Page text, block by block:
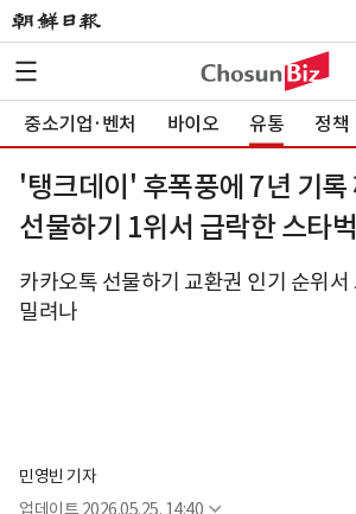
중소기업·벤처 바이오 유통 정책
'탱크데이' 후폭풍에 7년 기
선물하기 1위서 급락한 스타
카카오톡 선물하기 교환권 인기 순위
밀려나
민영빈 기자
업데이트 2026.05.25. 14:40